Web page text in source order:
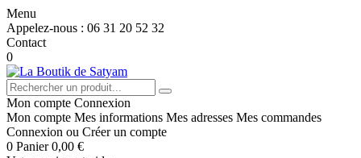
Menu
Appelez-nous : 06 31 20 52 32
Contact
0
Mon compte Connexion
Mon compte Mes informations Mes adresses Mes commandes
Connexion ou Créer un compte
0 Panier 0,00 €